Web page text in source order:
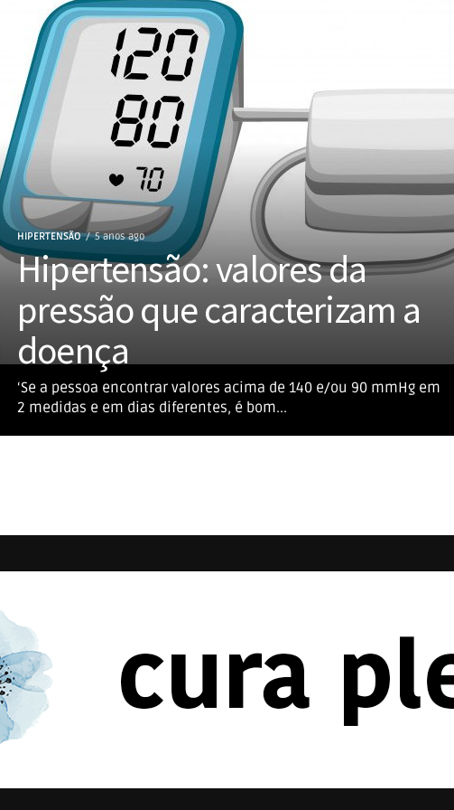
HIPERTENSÃO 5 anos ago
Hipertensão: valores da
pressão que caracterizam a
doença
‘Se a pessoa encontrar valores acima de 140 e/ou 90 mmHg em
2 medidas e em dias diferentes, é bom...